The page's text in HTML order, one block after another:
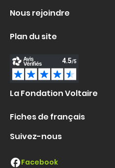
Nous rejoindre
Plan du site
La Fondation Voltaire
Fiches de français
Suivez-nous
Facebook